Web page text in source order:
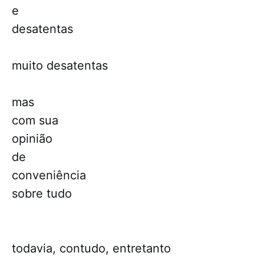
e
desatentas
muito desatentas
mas
com sua
opinião
de
conveniência
sobre tudo
todavia, contudo, entretanto